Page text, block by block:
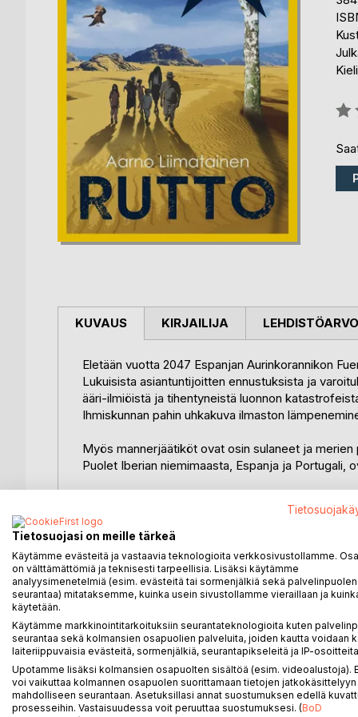
KUVAUS
Eletään vuotta 2047 Espanjan Aurinkorannikon
Lukuisista asiantuntijoitten ennustuksista ja
ääri-ilmiöistä ja tihentyneistä luonnon
Ihmiskunnan pahin uhkakuva ilmaston
Myös mannerjäätiköt ovat osin sulaneet ja merien
Puolet Iberian niemimaasta, Espanja ja Portugali,
Lämpenemisen myötä on Afrikasta levinnyt
Keski-Euroopassa pyörii 200 miljoonaa koditonta
anarkia, taudit, puute kaikesta…
Pohjois-Euroopassa on 2010-luvun Välimeren
Belgia, Hollanti, pohjoisosat Saksasta ja
vastaan rakentamalla muurin Englannin ka­naalin
Afrikasta on levinnyt paljon uusia tauteja.
joka noin 700 vuotta aiemmin tappoi kolmasosan
Pekka Karin on pikaisesti lähdettävä perheineen
maatila Keski-Suomen Konnevedellä Kynsiveden
KIRJAILIJA
Tietosuojasi on meille tärkeä
Käytämme evästeitä ja vastaavia teknologioita verkkosivustollamme.
on välttämättömiä ja teknisesti tarpeellisia. Lisäksi käytämme
analyysimenetelmiä (esim. evästeitä tai sormenjälkiä sekä palvelinpuolen
seurantaa) mitataksemme, kuinka usein sivustollamme vieraillaan ja
käytetään.
Käytämme markkinointitarkoituksiin seurantateknologioita kuten
seurantaa sekä kolmansien osapuolien palveluita, joiden kautta voidaan
laiteriippuvaisia evästeitä, sormenjälkiä, seurantapikseleitä ja IP-
Upotamme lisäksi kolmansien osapuolten sisältöä (esim. videoalustoja).
voi vaikuttaa kolmannen osapuolen suorittamaan tietojen jatkokäsittelyyn
mahdolliseen seurantaan. Asetuksillasi annat suostumuksen edellä
prosesseihin. Vastaisuudessa voit peruuttaa suostumuksesi. (BoD